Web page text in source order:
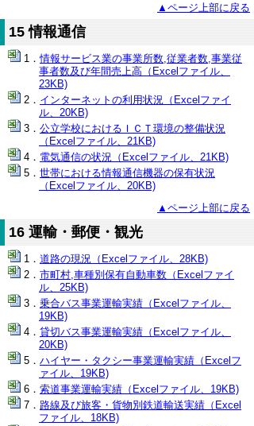
▲ページ上部に戻る
15 情報通信
情報サービス業の事業所数,従業者数,事業従
事者数及び年間売上高（Excelファイル、
23KB)
インターネットの利用状況（Excelファイ
ル、20KB)
公立学校におけるＩＣＴ環境の整備状況
（Excelファイル、21KB)
電気通信の状況（Excelファイル、21KB)
世帯における情報通信機器の保有状況
（Excelファイル、20KB)
▲ページ上部に戻る
16 運輸・郵便・観光
道路の現況（Excelファイル、28KB)
市町村,車種別保有自動車数（Excelファイ
ル、25KB)
乗合バス事業運輸実績（Excelファイル、
19KB)
貸切バス事業運輸実績（Excelファイル、
20KB)
ハイヤー・タクシー事業運輸実績（Excelフ
ァイル、19KB)
索道事業運輸実績（Excelファイル、19KB)
路線及び旅客・貨物別鉄道輸送実績（Excel
ファイル、18KB)